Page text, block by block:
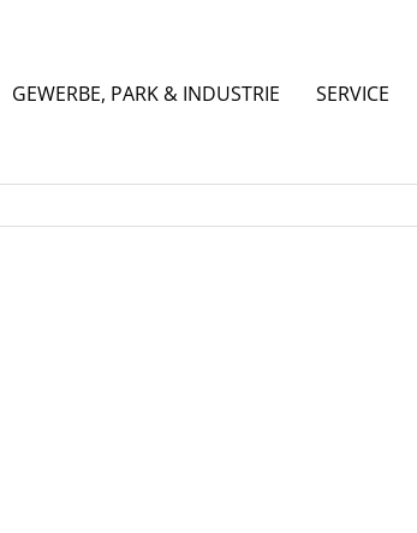
GEWERBE, PARK & INDUSTRIE SERVICE